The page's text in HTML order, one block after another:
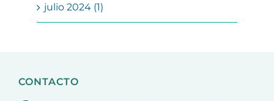
julio 2024 (1)
CONTACTO